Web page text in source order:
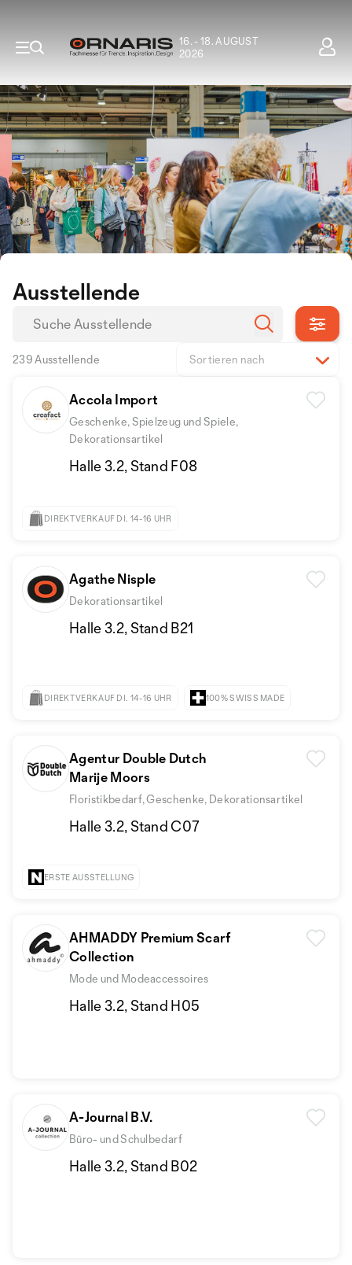
16. - 18. AUGUST
2026
Ausstellende
239 Ausstellende Sortieren nach
Accola Import
Geschenke, Spielzeug und Spiele,
Dekorationsartikel
Halle 3.2, Stand F08
DIREKTVERKAUF DI. 14-16 UHR
Agathe Nisple
Dekorationsartikel
Halle 3.2, Stand B21
DIREKTVERKAUF DI. 14-16 UHR 100% SWISS MADE
Agentur Double Dutch
Marije Moors
Floristikbedarf, Geschenke, Dekorationsartikel
Halle 3.2, Stand C07
ERSTE AUSSTELLUNG
AHMADDY Premium Scarf
Collection
Mode und Modeaccessoires
Halle 3.2, Stand H05
A-Journal B.V.
Büro- und Schulbedarf
Halle 3.2, Stand B02